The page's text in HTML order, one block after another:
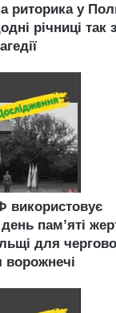
риторика у
річниці так
використовує
пам’яті
для